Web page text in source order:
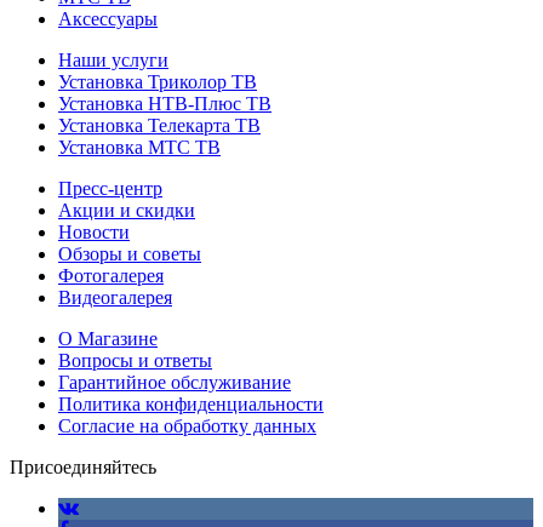
Аксессуары
Наши услуги
Установка Триколор ТВ
Установка НТВ-Плюс ТВ
Установка Телекарта ТВ
Установка МТС ТВ
Пресс-центр
Акции и скидки
Новости
Обзоры и советы
Фотогалерея
Видеогалерея
О Магазине
Вопросы и ответы
Гарантийное обслуживание
Политика конфиденциальности
Согласие на обработку данных
Присоединяйтесь